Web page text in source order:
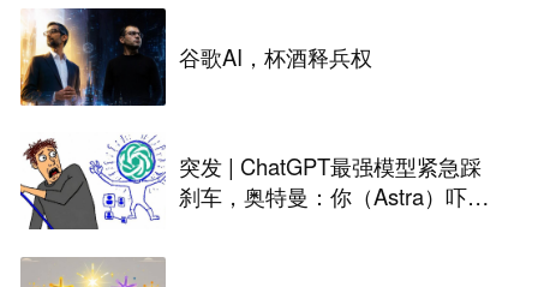
谷歌AI，杯酒释兵权
突发 | ChatGPT最强模型紧急踩
刹车，奥特曼：你（Astra）吓到